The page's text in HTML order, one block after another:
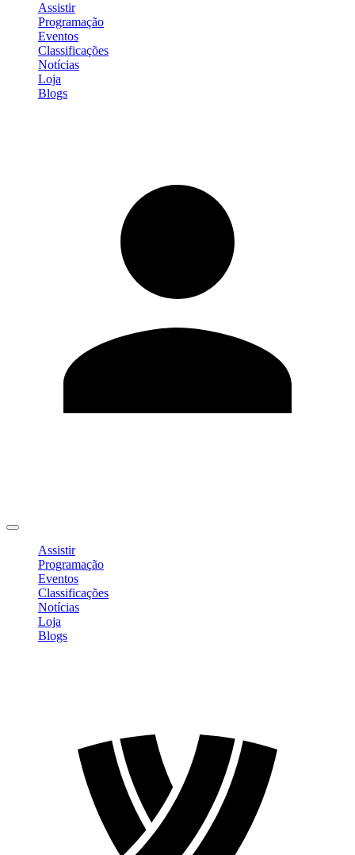
Assistir
Programação
Eventos
Classificações
Notícias
Loja
Blogs
Assistir
Programação
Eventos
Classificações
Notícias
Loja
Blogs